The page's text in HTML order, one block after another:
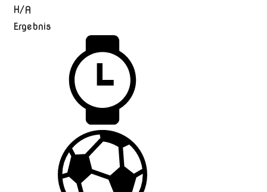
H/A
Ergebnis